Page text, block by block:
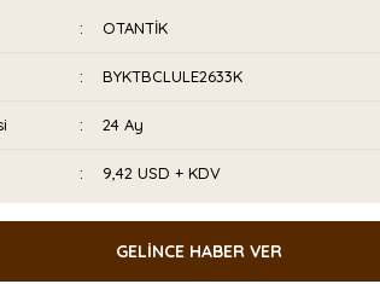
OTANTİK
BYKTBCLULE2633K
24 Ay
9,42 USD + KDV
GELİNCE HABER VER